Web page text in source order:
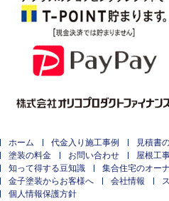
ホーム 代金入り施工事例 見積書
塗装の料金
お問い合わせ 屋根工
知って得する豆知識
集合住宅のオー
金子塗装からお客様へ
会社情報
個人情報保護方針